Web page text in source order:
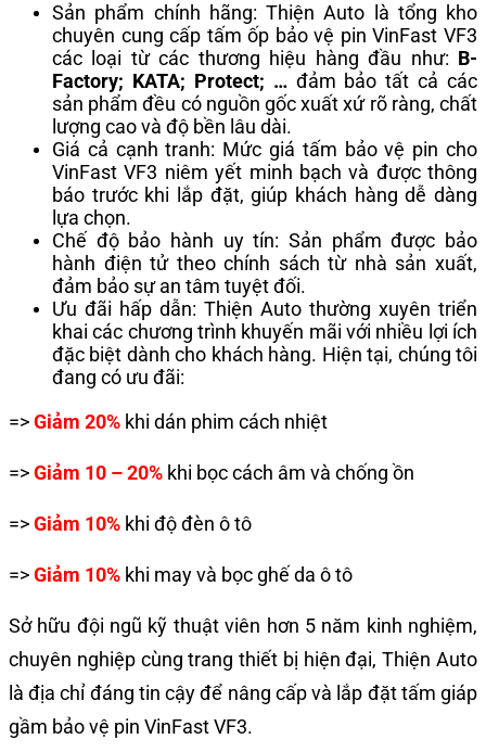
Sản phẩm chính hãng: Thiện Auto là tổng kho
chuyên cung cấp tấm ốp bảo vệ pin VinFast VF3
các loại từ các thương hiệu hàng đầu như: B-
Factory; KATA; Protect; …đảm bảo tất cả các
sản phẩm đều có nguồn gốc xuất xứ rõ ràng, chất
lượng cao và độ bền lâu dài.
Giá cả cạnh tranh: Mức giá tấm bảo vệ pin cho
VinFast VF3 niêm yết minh bạch và được thông
báo trước khi lắp đặt, giúp khách hàng dễ dàng
lựa chọn.
Chế độ bảo hành uy tín: Sản phẩm được bảo
hành điện tử theo chính sách từ nhà sản xuất,
đảm bảo sự an tâm tuyệt đối.
Ưu đãi hấp dẫn: Thiện Auto thường xuyên triển
khai các chương trình khuyến mãi với nhiều lợi ích
đặc biệt dành cho khách hàng. Hiện tại, chúng tôi
đang có ưu đãi:
=>Giảm 20% khi dán phim cách nhiệt
=>Giảm 10 – 20% khi bọc cách âm và chống ồn
=>Giảm 10% khi độ đèn ô tô
=>Giảm 10% khi may và bọc ghế da ô tô
Sở hữu đội ngũ kỹ thuật viên hơn 5 năm kinh nghiệm,
chuyên nghiệp cùng trang thiết bị hiện đại, Thiện Auto
là địa chỉ đáng tin cậy để nâng cấp và lắp đặt tấm giáp
gầm bảo vệ pin VinFast VF3.